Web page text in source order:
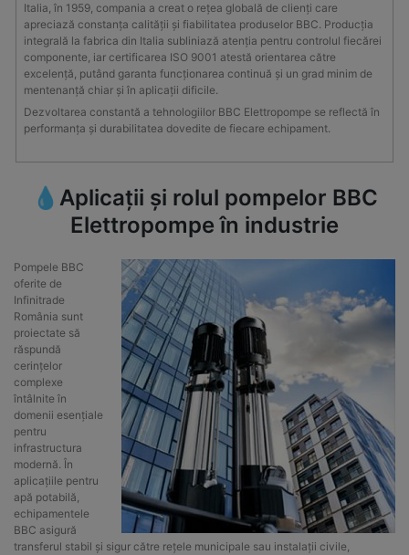
Italia, în 1959, compania a creat o rețea globală de clienți care
apreciază constanța calității și fiabilitatea produselor BBC. Producția
integrală la fabrica din Italia subliniază atenția pentru controlul fiecărei
componente, iar certificarea ISO 9001 atestă orientarea către
excelență, putând garanta funcționarea continuă și un grad minim de
mentenanță chiar și în aplicații dificile.
Dezvoltarea constantă a tehnologiilor BBC Elettropompe se reflectă în
performanța și durabilitatea dovedite de fiecare echipament.
💧Aplicații și rolul pompelor BBC
Elettropompe în industrie
Pompele BBC
oferite de
Infinitrade
România sunt
proiectate să
răspundă
cerințelor
complexe
întâlnite în
domenii esențiale
pentru
infrastructura
modernă. În
aplicațiile pentru
apă potabilă,
echipamentele
BBC asigură
transferul stabil și sigur către rețele municipale sau instalații civile,